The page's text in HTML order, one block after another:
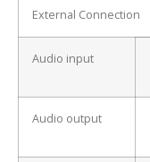
External Connection
Audio input
Audio output